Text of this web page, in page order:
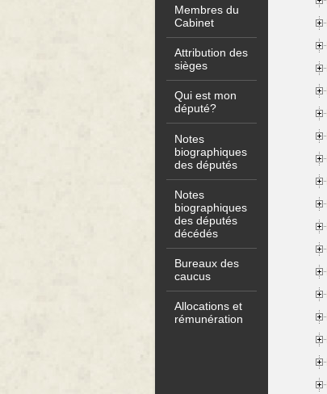
Membres du
Cabinet
Attribution des
sièges
Qui est mon
député?
Notes
biographiques
des députés
Notes
biographiques
des députés
décédés
Bureaux des
caucus
Allocations et
rémunération